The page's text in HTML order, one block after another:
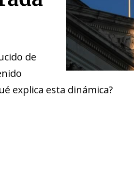
de
explica esta dinámica?